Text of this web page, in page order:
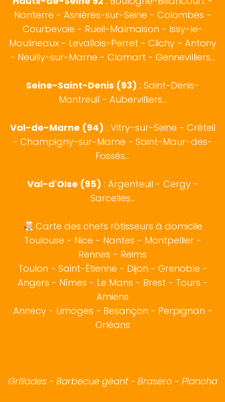
Nanterre - Asnières-sur-Seine - Colombes -
Courbevoie - Rueil-Malmaison - Issy-le-
Moulineaux - Levallois-Perret - Clichy - Antony
- Neuilly-sur-Marne - Clamart - Gennevilliers...
Seine-Saint-Denis (93) : Saint-Denis-
Montreuil - Aubervilliers...
Val-de-Marne (94) : Vitry-sur-Seine - Créteil
- Champigny-sur-Marne - Saint-Maur-des-
Fossés...
Val-d'OIse (95) : Argenteuil - Cergy -
Sarcelles...
Carte des chefs rôtisseurs à domicile
Toulouse - Nice - Nantes - Montpellier-
Rennes - Reims
Toulon - Saint-Étienne - Dijon - Grenoble -
Angers - Nîmes - Le Mans - Brest - Tours -
Amiens
Annecy- Limoges - Besançon - Perpignan -
Orléans
Grillades - Barbecue géant - Brasero - Plancha